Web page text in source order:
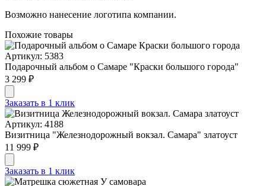
Возможно нанесение логотипа компании.
Похожие товары
Артикул: 5383
Подарочный альбом о Самаре "Краски большого города"
3 299 ₽
Заказать в 1 клик
Артикул: 4188
Визитница "Железнодорожный вокзал. Самара" златоуст
11 999 ₽
Заказать в 1 клик